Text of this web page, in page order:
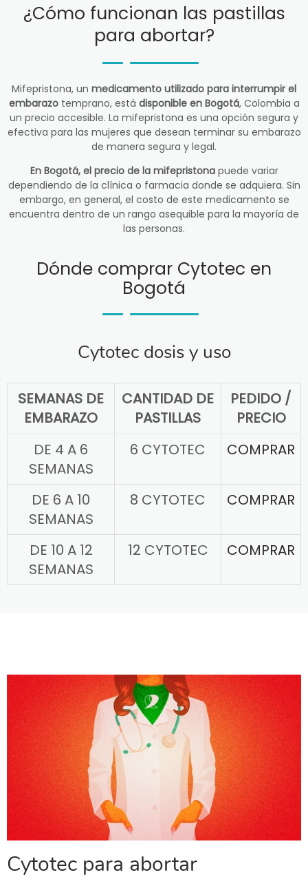
¿Cómo funcionan las pastillas
para abortar?
Mifepristona, un medicamento utilizado para interrumpir el
embarazotemprano, está disponible en Bogotá, Colombia a
un precio accesible. La mifepristona es una opción segura y
efectiva para las mujeres que desean terminar su embarazo
de manera segura y legal.
En Bogotá, el precio de la mifepristonapuede variar
dependiendo de la clínica o farmacia donde se adquiera. Sin
embargo, en general, el costo de este medicamento se
encuentra dentro de un rango asequible para la mayoría de
las personas.
Dónde comprar Cytotec en
Bogotá
Cytotec dosis y uso
SEMANAS DE
EMBARAZO
CANTIDAD DE
PASTILLAS
PEDIDO /
PRECIO
DE 4 A 6
SEMANAS
6 CYTOTEC COMPRAR
DE 6 A 10
SEMANAS
8 CYTOTEC COMPRAR
DE 10 A 12
SEMANAS
12 CYTOTEC COMPRAR
Cytotec para abortar